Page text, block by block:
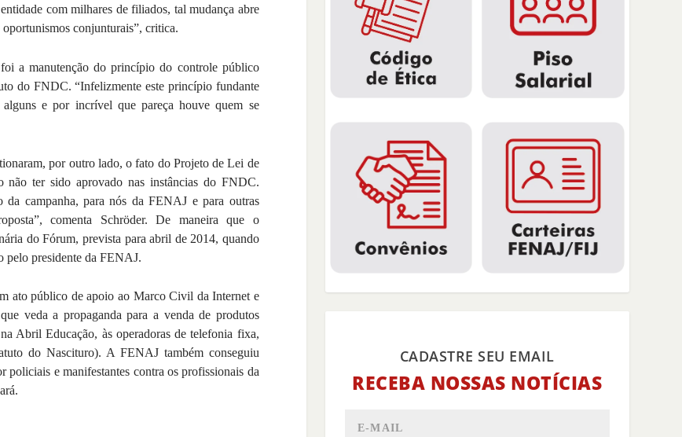
com milhares de filiados, tal mudança abre
oportunismos conjunturais”, critica.
a manutenção do princípio do controle público
do FNDC. “Infelizmente este princípio fundante
e por incrível que pareça houve quem se
por outro lado, o fato do Projeto de Lei de
não ter sido aprovado nas instâncias do FNDC.
da campanha, para nós da FENAJ e para outras
comenta Schröder. De maneira que o
do Fórum, prevista para abril de 2014, quando
pelo presidente da FENAJ.
ato público de apoio ao Marco Civil da Internet e
veda a propaganda para a venda de produtos
Abril Educação, às operadoras de telefonia fixa,
do Nascituro). A FENAJ também conseguiu
e manifestantes contra os profissionais da
CADASTRE SEU EMAIL
RECEBA NOSSAS NOTÍCIAS